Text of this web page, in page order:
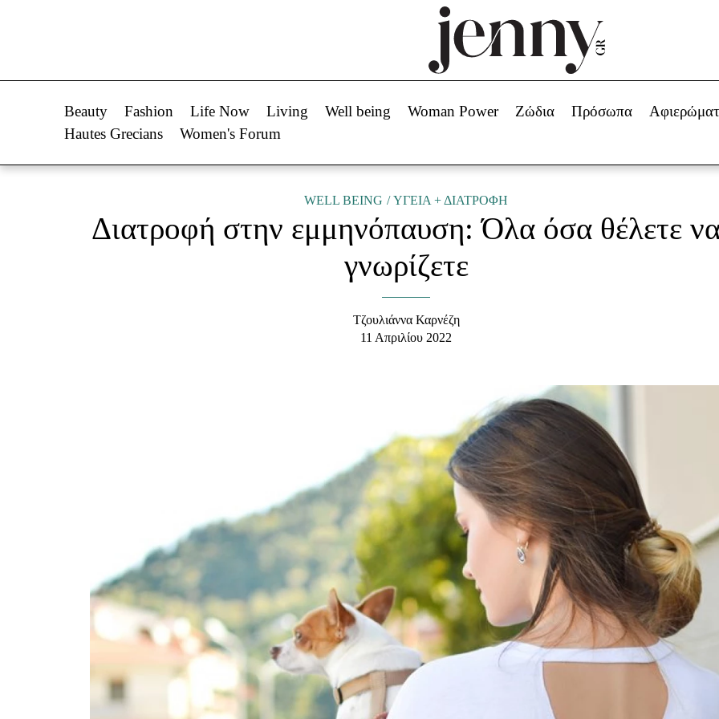
Styling Tips
Fashion News
Beauty -
Ομορφιά
Skincare
Μακιγιάζ
Woman Power Πρόσωπα Ζώδια
Χωρίς Ταμπέλες
Γάμος Market News
Beauty Fashion Life Now Living Well being Woman Power Ζώδια Πρόσωπα
Hautes Grecians
Women's Forum
WELL BEING ΥΓΕΙΑ + ΔΙΑΤΡΟΦΗ
Διατροφή στην εμμηνόπαυση: Όλα όσα θέλετε
γνωρίζετε
Τζουλιάννα Καρνέζη
11 Απριλίου 2022